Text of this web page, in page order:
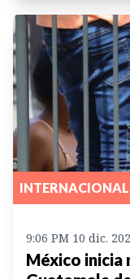
9:06 PM 10 dic.
México